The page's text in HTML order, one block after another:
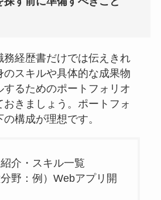
務経歴書だけでは伝えきれ
のスキルや具体的な成果物
するためのポートフォリオ
おきましょう。ポートフォ
の構成が理想です。
介・スキル一覧
分野：例）Webアプリ開